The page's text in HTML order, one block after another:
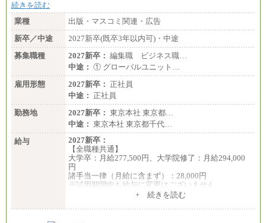
続きを読む
業種
出版・マスコミ関連・広告
新卒／中途
2027新卒(既卒3年以内可)・中途
募集職種
2027新卒： 編集職 ビジネス職…
中途： ① グローバルユニット…
雇用形態
2027新卒： 正社員
中途： 正社員
勤務地
2027新卒： 東京本社 東京都…
中途： 東京本社 東京都千代…
給与
2027新卒：
【全職種共通】
大学卒：月給277,500円、大学院修了：月給294,000
円
諸手当一律（月給に含まず）：28,000円
※試用期間中も給与に変更はございません
月給370,000円～
+ 続きを読む